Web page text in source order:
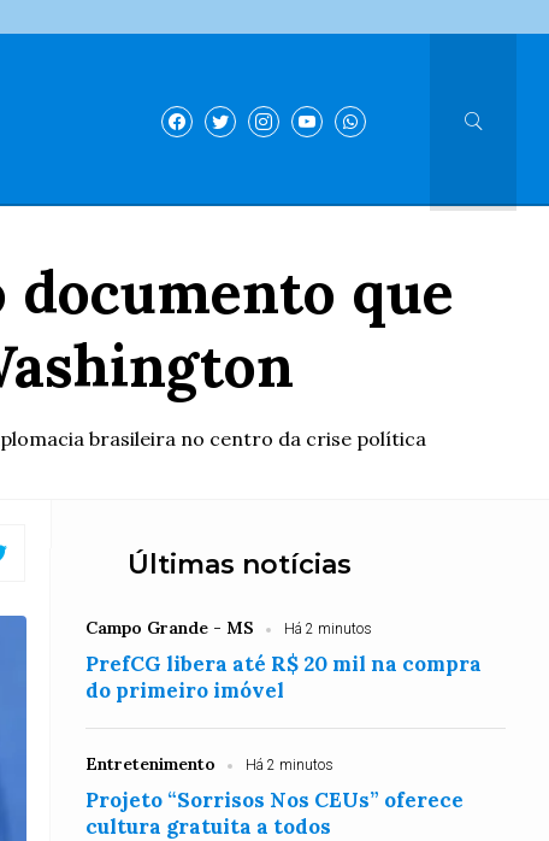
documento que
brasileira no centro da crise política
Últimas notícias
Campo Grande - MS Há 2 minutos
PrefCG libera até R$ 20 mil na compra
do primeiro imóvel
Entretenimento Há 2 minutos
Projeto “Sorrisos Nos CEUs” oferece
cultura gratuita a todos